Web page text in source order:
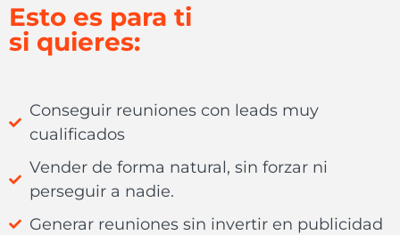
Esto es para ti
si quieres:
Conseguir reuniones con leads muy
cualificados
Vender de forma natural, sin forzar ni
perseguir a nadie.
Generar reuniones sin invertir en publicidad